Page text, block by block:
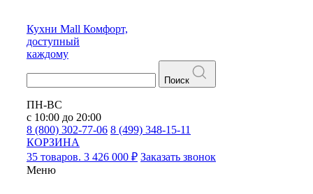
Кухни Mall Комфорт,
доступный
каждому
Поиск
ПН-ВС
с 10:00 до 20:00
8 (800) 302-77-06 8 (499) 348-15-11
КОРЗИНА
35 товаров. 3 426 000 ₽ Заказать звонок
Меню